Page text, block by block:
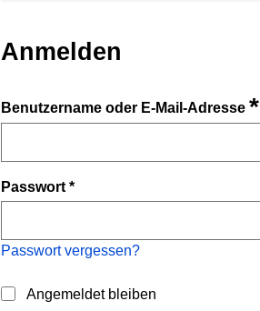
Anmelden
Benutzername oder E-Mail-Adresse*
Passwort*
Passwort vergessen?
Angemeldet bleiben